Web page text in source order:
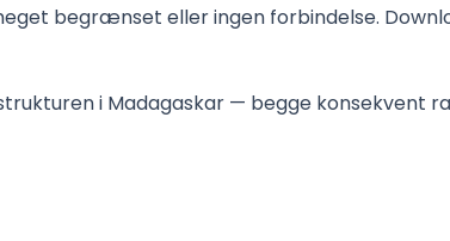
begrænset eller ingen forbindelse.
i Madagaskar — begge konsekvent